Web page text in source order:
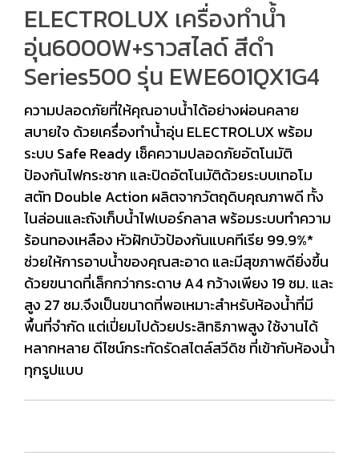
ELECTROLUX เครื่องทำน้ำ
อุ่น6000W+ราวสไลด์ สีดำ
Series500 รุ่น EWE601QX1G4
ความปลอดภัยที่ให้คุณอาบน้ำได้อย่างผ่อนคลาย
สบายใจ ด้วยเครื่องทำน้ำอุ่น ELECTROLUX พร้อม
ระบบ Safe Ready เช็คความปลอดภัยอัตโนมัติ
ป้องกันไฟกระชาก และปิดอัตโนมัติด้วยระบบเทอโม
สตัท Double Action ผลิตจากวัตถุดิบคุณภาพดี ทั้ง
ไนล่อนและถังเก็บน้ำไฟเบอร์กลาส พร้อมระบบทำความ
ร้อนทองเหลือง หัวฝักบัวป้องกันแบคทีเรีย 99.9%*
ช่วยให้การอาบน้ำของคุณสะอาด และมีสุขภาพดียิ่งขึ้น
ด้วยขนาดที่เล็กกว่ากระดาษ A4 กว้างเพียง 19 ซม. และ
สูง 27 ซม.จึงเป็นขนาดที่พอเหมาะสำหรับห้องน้ำที่มี
พื้นที่จำกัด แต่เปี่ยมไปด้วยประสิทธิภาพสูง ใช้งานได้
หลากหลาย ดีไซน์กระทัดรัดสไตล์สวีดิช ที่เข้ากับห้องน้ำ
ทุกรูปแบบ